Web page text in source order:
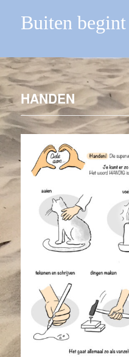
Buiten
HANDEN